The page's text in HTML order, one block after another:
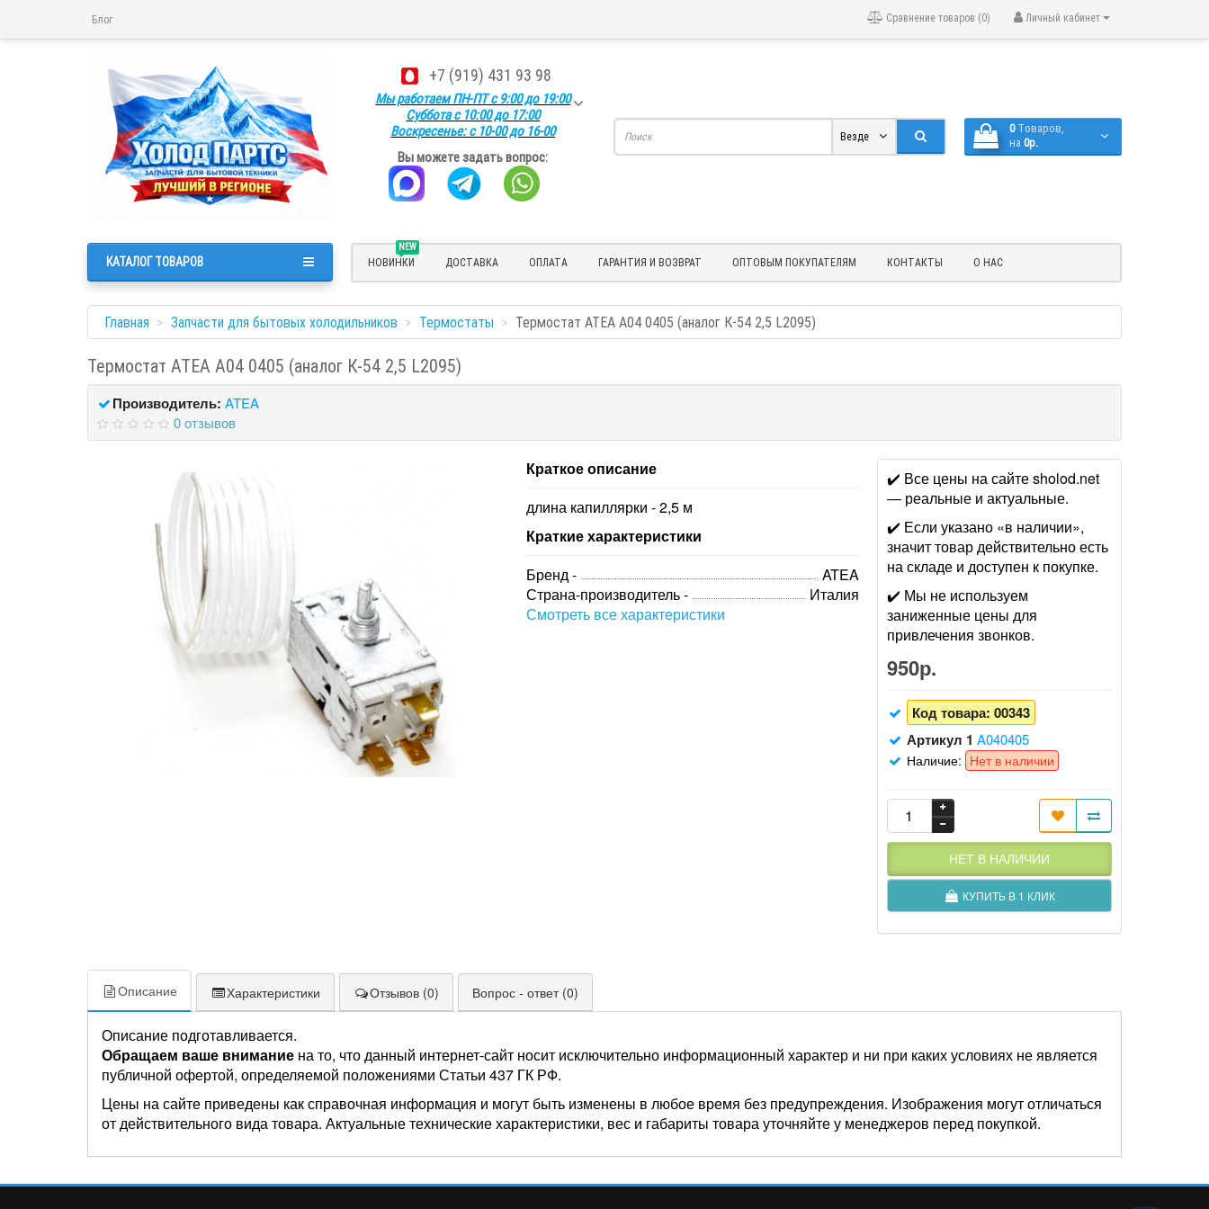
Блог Личный кабинет
Сравнение товаров (0)
+7 (919) 431 93 98
Мы работаем ПН-ПТ с 9:00 до 19:00
Суббота с 10:00 до 17:00
Воскресенье: с 10-00 до 16-00
Вы можете задать вопрос:
0 Tоваров,
на 0р.
Везде
NEW
НОВИНКИ ДОСТАВКА ОПЛАТА ГАРАНТИЯ И ВОЗВРАТ ОПТОВЫМ ПОКУПАТЕЛЯМ КОНТАКТЫ О НАС
КАТАЛОГ ТОВАРОВ
Главная Запчасти для бытовых холодильников Термостаты Термостат ATEA A04 0405 (аналог К-54 2,5 L2095)
Термостат ATEA A04 0405 (аналог К-54 2,5 L2095)
Производитель: ATEA
0 отзывов
Краткое описание
длина капиллярки - 2,5 м
Краткие характеристики
Бренд -
ATEA
Страна-производитель -
Италия
Смотреть все характеристики
✔️ Все цены на сайте sholod.net
— реальные и актуальные.
✔️ Если указано «в наличии»,
значит товар действительно есть
на складе и доступен к покупке.
✔️ Мы не используем
заниженные цены для
привлечения звонков.
950р.
Код товара: 00343
Артикул 1 A040405
Наличие: Нет в наличии
НЕТ В НАЛИЧИИ
КУПИТЬ В 1 КЛИК
Описание Характеристики Отзывов (0) Вопрос - ответ (0)
Описание подготавливается.
Обращаем ваше внимание на то, что данный интернет-сайт носит исключительно информационный характер и ни при каких условиях не является
публичной офертой, определяемой положениями Статьи 437 ГК РФ.
Цены на сайте приведены как справочная информация и могут быть изменены в любое время без предупреждения. Изображения могут отличаться
от действительного вида товара. Актуальные технические характеристики, вес и габариты товара уточняйте у менеджеров перед покупкой.